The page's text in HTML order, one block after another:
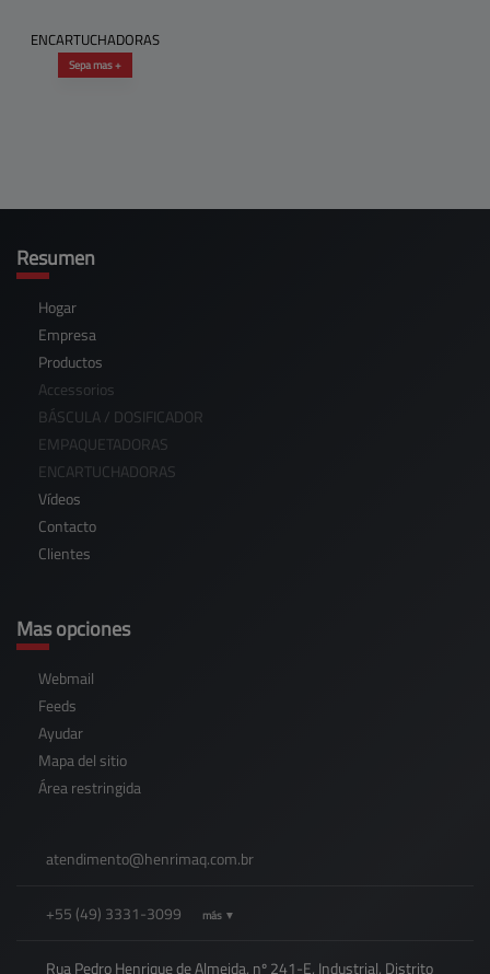
ENCARTUCHADORAS
Sepa mas +
Resumen
Hogar
Empresa
Productos
Accessorios
BÁSCULA / DOSIFICADOR
EMPAQUETADORAS
ENCARTUCHADORAS
Vídeos
Contacto
Clientes
Mas opciones
Webmail
Feeds
Ayudar
Mapa del sitio
Área restringida
atendimento@henrimaq.com.br
+55 (49) 3331-3099 más ▼
Rua Pedro Henrique de Almeida, nº 241-E, Industrial, Distrito